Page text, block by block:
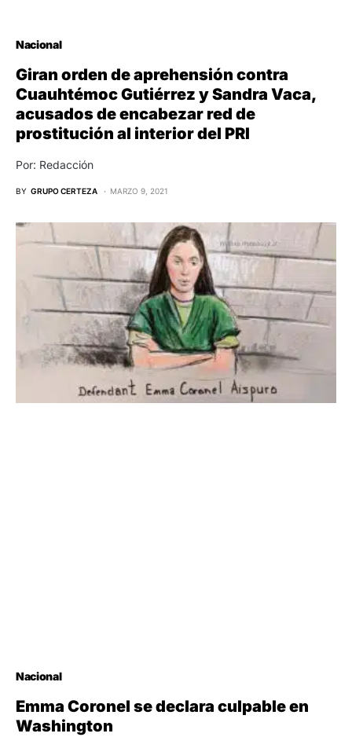
Nacional
Giran orden de aprehensión contra
Cuauhtémoc Gutiérrez y Sandra Vaca,
acusados de encabezar red de
prostitución al interior del PRI
Por: Redacción
BY GRUPO CERTEZA MARZO 9, 2021
Nacional
Emma Coronel se declara culpable en
Washington